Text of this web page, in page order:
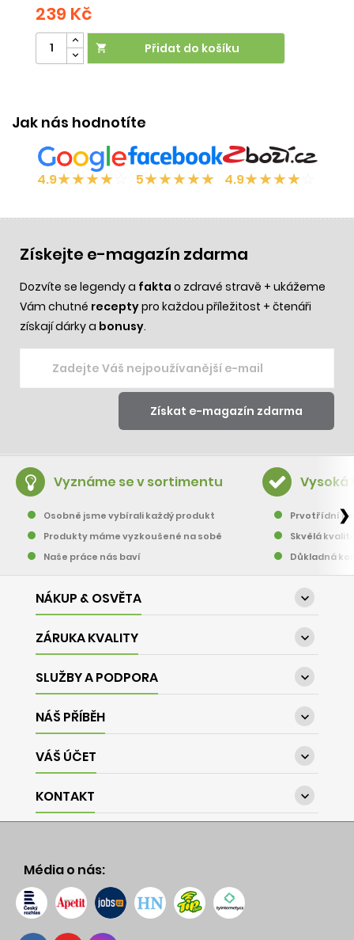
239 Kč
 Přidat do košíku
Jak nás hodnotíte
4.9★★★★ 5★★★★★ 4.9★★★★
Získejte e-magazín zdarma
Dozvíte se legendy a fakta o zdravé stravě + ukážeme
Vám chutné receptypro každou příležitost + čtenáři
získají dárky a bonusy.
Vyznáme se v sortimentu
Osobně jsme vybírali každý produkt
Produkty máme vyzkoušené na sobě
Naše práce nás baví
Vysoká
Prvotřídní
Skvělá
Důkladná
❯
NÁKUP & OSVĚTA 
ZÁRUKA KVALITY 
SLUŽBY A PODPORA 
NÁŠ PŘÍBĚH 
VÁŠ ÚČET 
KONTAKT 
Média o nás: